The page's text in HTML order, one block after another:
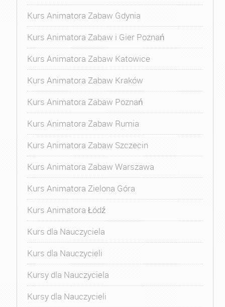
Kurs Animatora Zabaw Gdynia
Kurs Animatora Zabaw i Gier Poznań
Kurs Animatora Zabaw Katowice
Kurs Animatora Zabaw Kraków
Kurs Animatora Zabaw Poznań
Kurs Animatora Zabaw Rumia
Kurs Animatora Zabaw Szczecin
Kurs Animatora Zabaw Warszawa
Kurs Animatora Zielona Góra
Kurs Animatora Łódź
Kurs dla Nauczyciela
Kurs dla Nauczycieli
Kursy dla Nauczyciela
Kursy dla Nauczycieli